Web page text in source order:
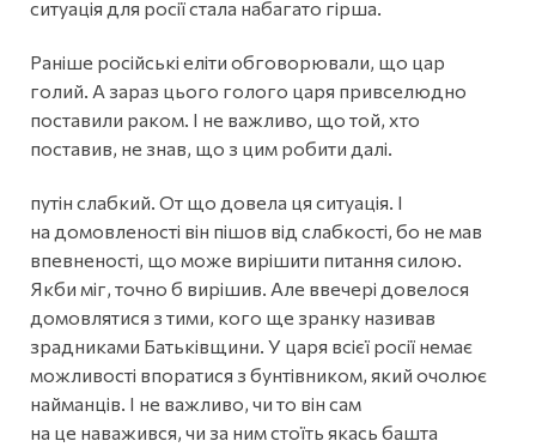
ситуація для росії стала набагато гірша.
Раніше російські еліти обговорювали, що цар
голий. А зараз цього голого царя привселюдно
поставили раком. І не важливо, що той, хто
поставив, не знав, що з цим робити далі.
путін слабкий. От що довела ця ситуація. І
на домовленості він пішов від слабкості, бо не мав
впевненості, що може вирішити питання силою.
Якби міг, точно б вирішив. Але ввечері довелося
домовлятися з тими, кого ще зранку називав
зрадниками Батьківщини. У царя всієї росії немає
можливості впоратися з бунтівником, який очолює
найманців. І не важливо, чи то він сам
на це наважився, чи за ним стоїть якась башта